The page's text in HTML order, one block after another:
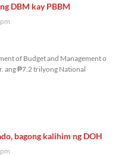
DBM kay PBBM
of Budget and Management o
ang ₱7.2 trilyong National
bagong kalihim ng DOH